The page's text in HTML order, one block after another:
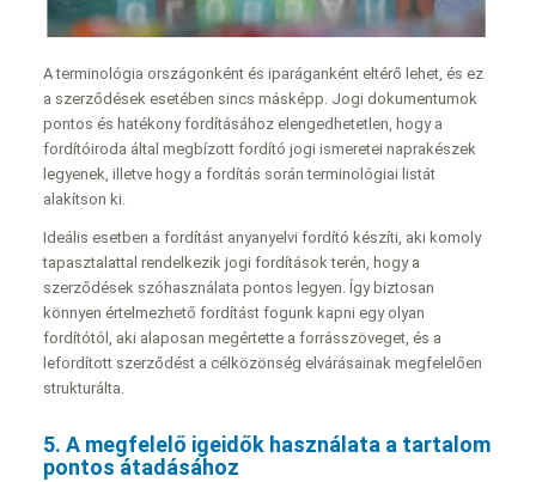
A terminológia országonként és iparáganként eltérő lehet, és ez
a szerződések esetében sincs másképp. Jogi dokumentumok
pontos és hatékony fordításához elengedhetetlen, hogy a
fordítóiroda által megbízott fordító jogi ismeretei naprakészek
legyenek, illetve hogy a fordítás során terminológiai listát
alakítson ki.
Ideális esetben a fordítást anyanyelvi fordító készíti, aki komoly
tapasztalattal rendelkezik jogi fordítások terén, hogy a
szerződések szóhasználata pontos legyen. Így biztosan
könnyen értelmezhető fordítást fogunk kapni egy olyan
fordítótól, aki alaposan megértette a forrásszöveget, és a
lefordított szerződést a célközönség elvárásainak megfelelően
strukturálta.
5. A megfelelő igeidők használata a tartalom
pontos átadásához